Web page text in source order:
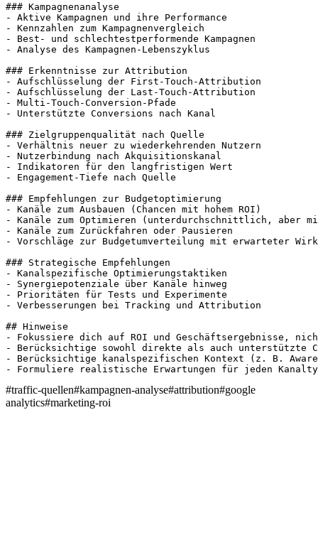
### Kampagnenanalyse
- Aktive Kampagnen und ihre Performance
- Kennzahlen zum Kampagnenvergleich
- Best- und schlechtestperformende Kampagnen
- Analyse des Kampagnen-Lebenszyklus
### Erkenntnisse zur Attribution
- Aufschlüsselung der First-Touch-Attribution
- Aufschlüsselung der Last-Touch-Attribution
- Multi-Touch-Conversion-Pfade
- Unterstützte Conversions nach Kanal
### Zielgruppenqualität nach Quelle
- Verhältnis neuer zu wiederkehrenden Nutzern
- Nutzerbindung nach Akquisitionskanal
- Indikatoren für den langfristigen Wert
- Engagement-Tiefe nach Quelle
### Empfehlungen zur Budgetoptimierung
- Kanäle zum Ausbauen (Chancen mit hohem ROI)
- Kanäle zum Optimieren (unterdurchschnittlich, aber
- Kanäle zum Zurückfahren oder Pausieren
- Vorschläge zur Budgetumverteilung mit erwarteter
### Strategische Empfehlungen
- Kanalspezifische Optimierungstaktiken
- Synergiepotenziale über Kanäle hinweg
- Prioritäten für Tests und Experimente
- Verbesserungen bei Tracking und Attribution
## Hinweise
- Fokussiere dich auf ROI und Geschäftsergebnisse,
- Berücksichtige sowohl direkte als auch unterstützte
- Berücksichtige kanalspezifischen Kontext (z. B.
- Formuliere realistische Erwartungen für jeden
#traffic-quellen#kampagnen-analyse#attribution#google
analytics#marketing-roi